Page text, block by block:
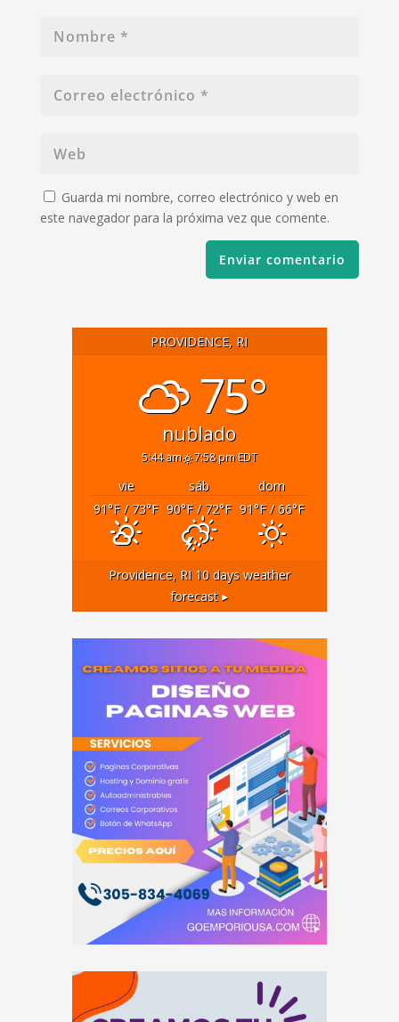
Guarda mi nombre, correo electrónico y web en
este navegador para la próxima vez que comente.
PROVIDENCE, RI
75°
nublado
5:44 am 7:58 pm EDT
vie sáb
dom
91°F/ 73°F 90°F/ 72°F 91°F/ 66°F
Providence, RI10 days weather
forecast ▸